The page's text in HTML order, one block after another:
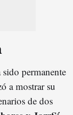
permanente
a mostrar su
de dos